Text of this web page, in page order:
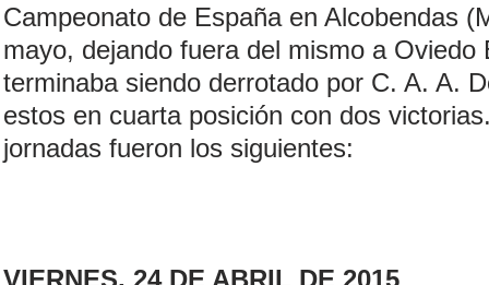
Campeonato de España en Alcobendas
mayo, dejando fuera del mismo a Oviedo
terminaba siendo derrotado por C. A. A.
estos en cuarta posición con dos
jornadas fueron los siguientes:
VIERNES, 24 DE ABRIL DE 2015